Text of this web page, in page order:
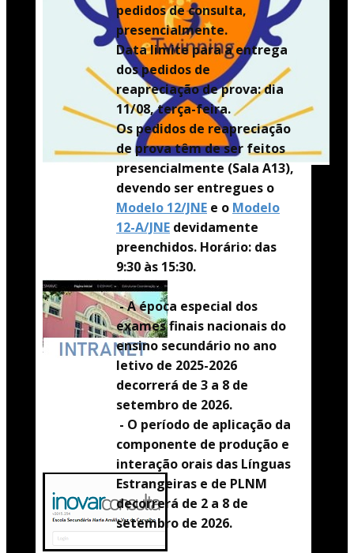
pedidos de consulta,
presencialmente.
Data limite para a entrega
dos pedidos de
reapreciação de prova: dia
11/08, terça-feira.
Os pedidos de reapreciação
de prova têm de ser feitos
presencialmente (Sala A13),
devendo ser entregues o
Modelo 12/JNE e o Modelo
12-A/JNE devidamente
preenchidos. Horário: das
9:30 às 15:30.
- A época especial dos
exames finais nacionais do
ensino secundário no ano
letivo de 2025-2026
decorrerá de 3 a 8 de
setembro de 2026.
- O período de aplicação da
componente de produção e
interação orais das Línguas
Estrangeiras e de PLNM
decorrerá de 2 a 8 de
setembro de 2026.